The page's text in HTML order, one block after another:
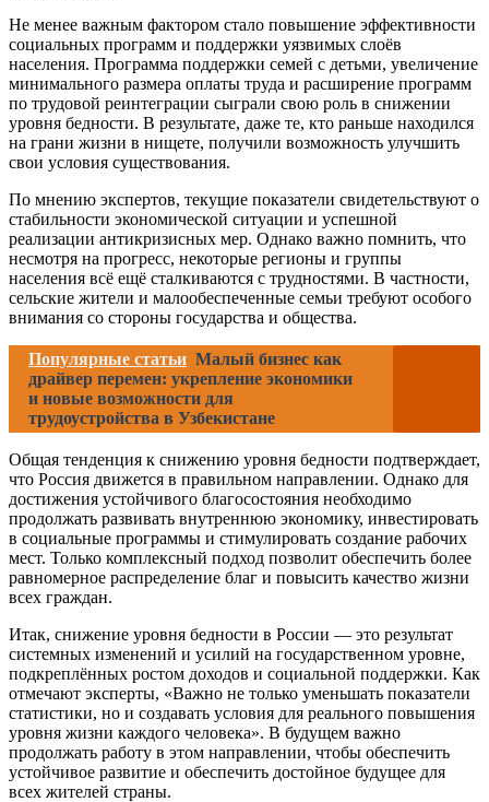
Не менее важным фактором стало повышение эффективности
социальных программ и поддержки уязвимых слоёв
населения. Программа поддержки семей с детьми, увеличение
минимального размера оплаты труда и расширение программ
по трудовой реинтеграции сыграли свою роль в снижении
уровня бедности. В результате, даже те, кто раньше находился
на грани жизни в нищете, получили возможность улучшить
свои условия существования.
По мнению экспертов, текущие показатели свидетельствуют о
стабильности экономической ситуации и успешной
реализации антикризисных мер. Однако важно помнить, что
несмотря на прогресс, некоторые регионы и группы
населения всё ещё сталкиваются с трудностями. В частности,
сельские жители и малообеспеченные семьи требуют особого
внимания со стороны государства и общества.
Популярные статьи Малый бизнес как
драйвер перемен: укрепление экономики
и новые возможности для
трудоустройства в Узбекистане
Общая тенденция к снижению уровня бедности подтверждает,
что Россия движется в правильном направлении. Однако для
достижения устойчивого благосостояния необходимо
продолжать развивать внутреннюю экономику, инвестировать
в социальные программы и стимулировать создание рабочих
мест. Только комплексный подход позволит обеспечить более
равномерное распределение благ и повысить качество жизни
всех граждан.
Итак, снижение уровня бедности в России — это результат
системных изменений и усилий на государственном уровне,
подкреплённых ростом доходов и социальной поддержки. Как
отмечают эксперты, «Важно не только уменьшать показатели
статистики, но и создавать условия для реального повышения
уровня жизни каждого человека». В будущем важно
продолжать работу в этом направлении, чтобы обеспечить
устойчивое развитие и обеспечить достойное будущее для
всех жителей страны.